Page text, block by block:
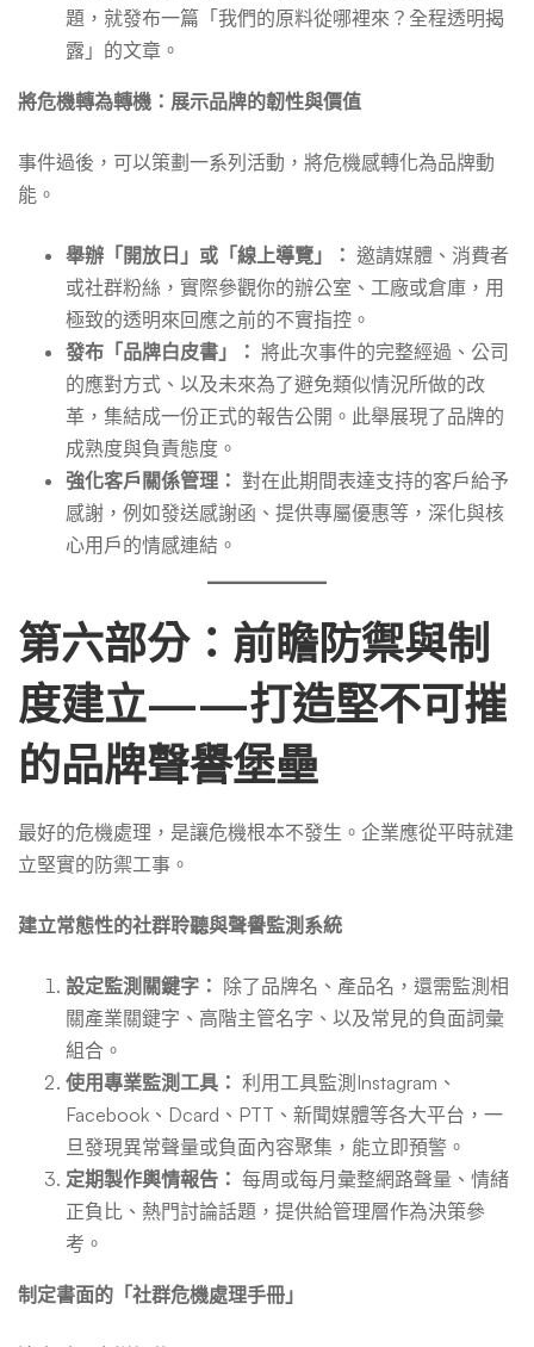
題，就發布一篇「我們的原料從哪裡來？全程透明揭
露」的文章。
將危機轉為轉機：展示品牌的韌性與價值
事件過後，可以策劃一系列活動，將危機感轉化為品牌動
能。
舉辦「開放日」或「線上導覽」： 邀請媒體、消費者
或社群粉絲，實際參觀你的辦公室、工廠或倉庫，用
極致的透明來回應之前的不實指控。
發布「品牌白皮書」： 將此次事件的完整經過、公司
的應對方式、以及未來為了避免類似情況所做的改
革，集結成一份正式的報告公開。此舉展現了品牌的
成熟度與負責態度。
強化客戶關係管理： 對在此期間表達支持的客戶給予
感謝，例如發送感謝函、提供專屬優惠等，深化與核
心用戶的情感連結。
第六部分：前瞻防禦與制
度建立——打造堅不可摧
的品牌聲譽堡壘
最好的危機處理，是讓危機根本不發生。企業應從平時就建
立堅實的防禦工事。
建立常態性的社群聆聽與聲譽監測系統
設定監測關鍵字： 除了品牌名、產品名，還需監測相
關產業關鍵字、高階主管名字、以及常見的負面詞彙
組合。
使用專業監測工具： 利用工具監測Instagram、
Facebook、Dcard、PTT、新聞媒體等各大平台，一
旦發現異常聲量或負面內容聚集，能立即預警。
定期製作輿情報告： 每周或每月彙整網路聲量、情緒
正負比、熱門討論話題，提供給管理層作為決策參
考。
制定書面的「社群危機處理手冊」